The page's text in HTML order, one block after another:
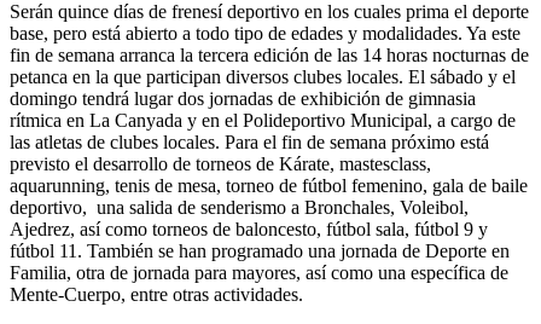
Serán quince días de frenesí deportivo en los cuales prima el deporte
base, pero está abierto a todo tipo de edades y modalidades. Ya este
fin de semana arranca la tercera edición de las 14 horas nocturnas de
petanca en la que participan diversos clubes locales. El sábado y el
domingo tendrá lugar dos jornadas de exhibición de gimnasia
rítmica en La Canyada y en el Polideportivo Municipal, a cargo de
las atletas de clubes locales. Para el fin de semana próximo está
previsto el desarrollo de torneos de Kárate, mastesclass,
aquarunning, tenis de mesa, torneo de fútbol femenino, gala de baile
deportivo, una salida de senderismo a Bronchales, Voleibol,
Ajedrez, así como torneos de baloncesto, fútbol sala, fútbol 9 y
fútbol 11. También se han programado una jornada de Deporte en
Familia, otra de jornada para mayores, así como una específica de
Mente-Cuerpo, entre otras actividades.